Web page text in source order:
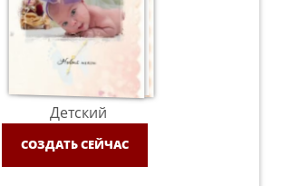
Детский
СОЗДАТЬ СЕЙЧАС